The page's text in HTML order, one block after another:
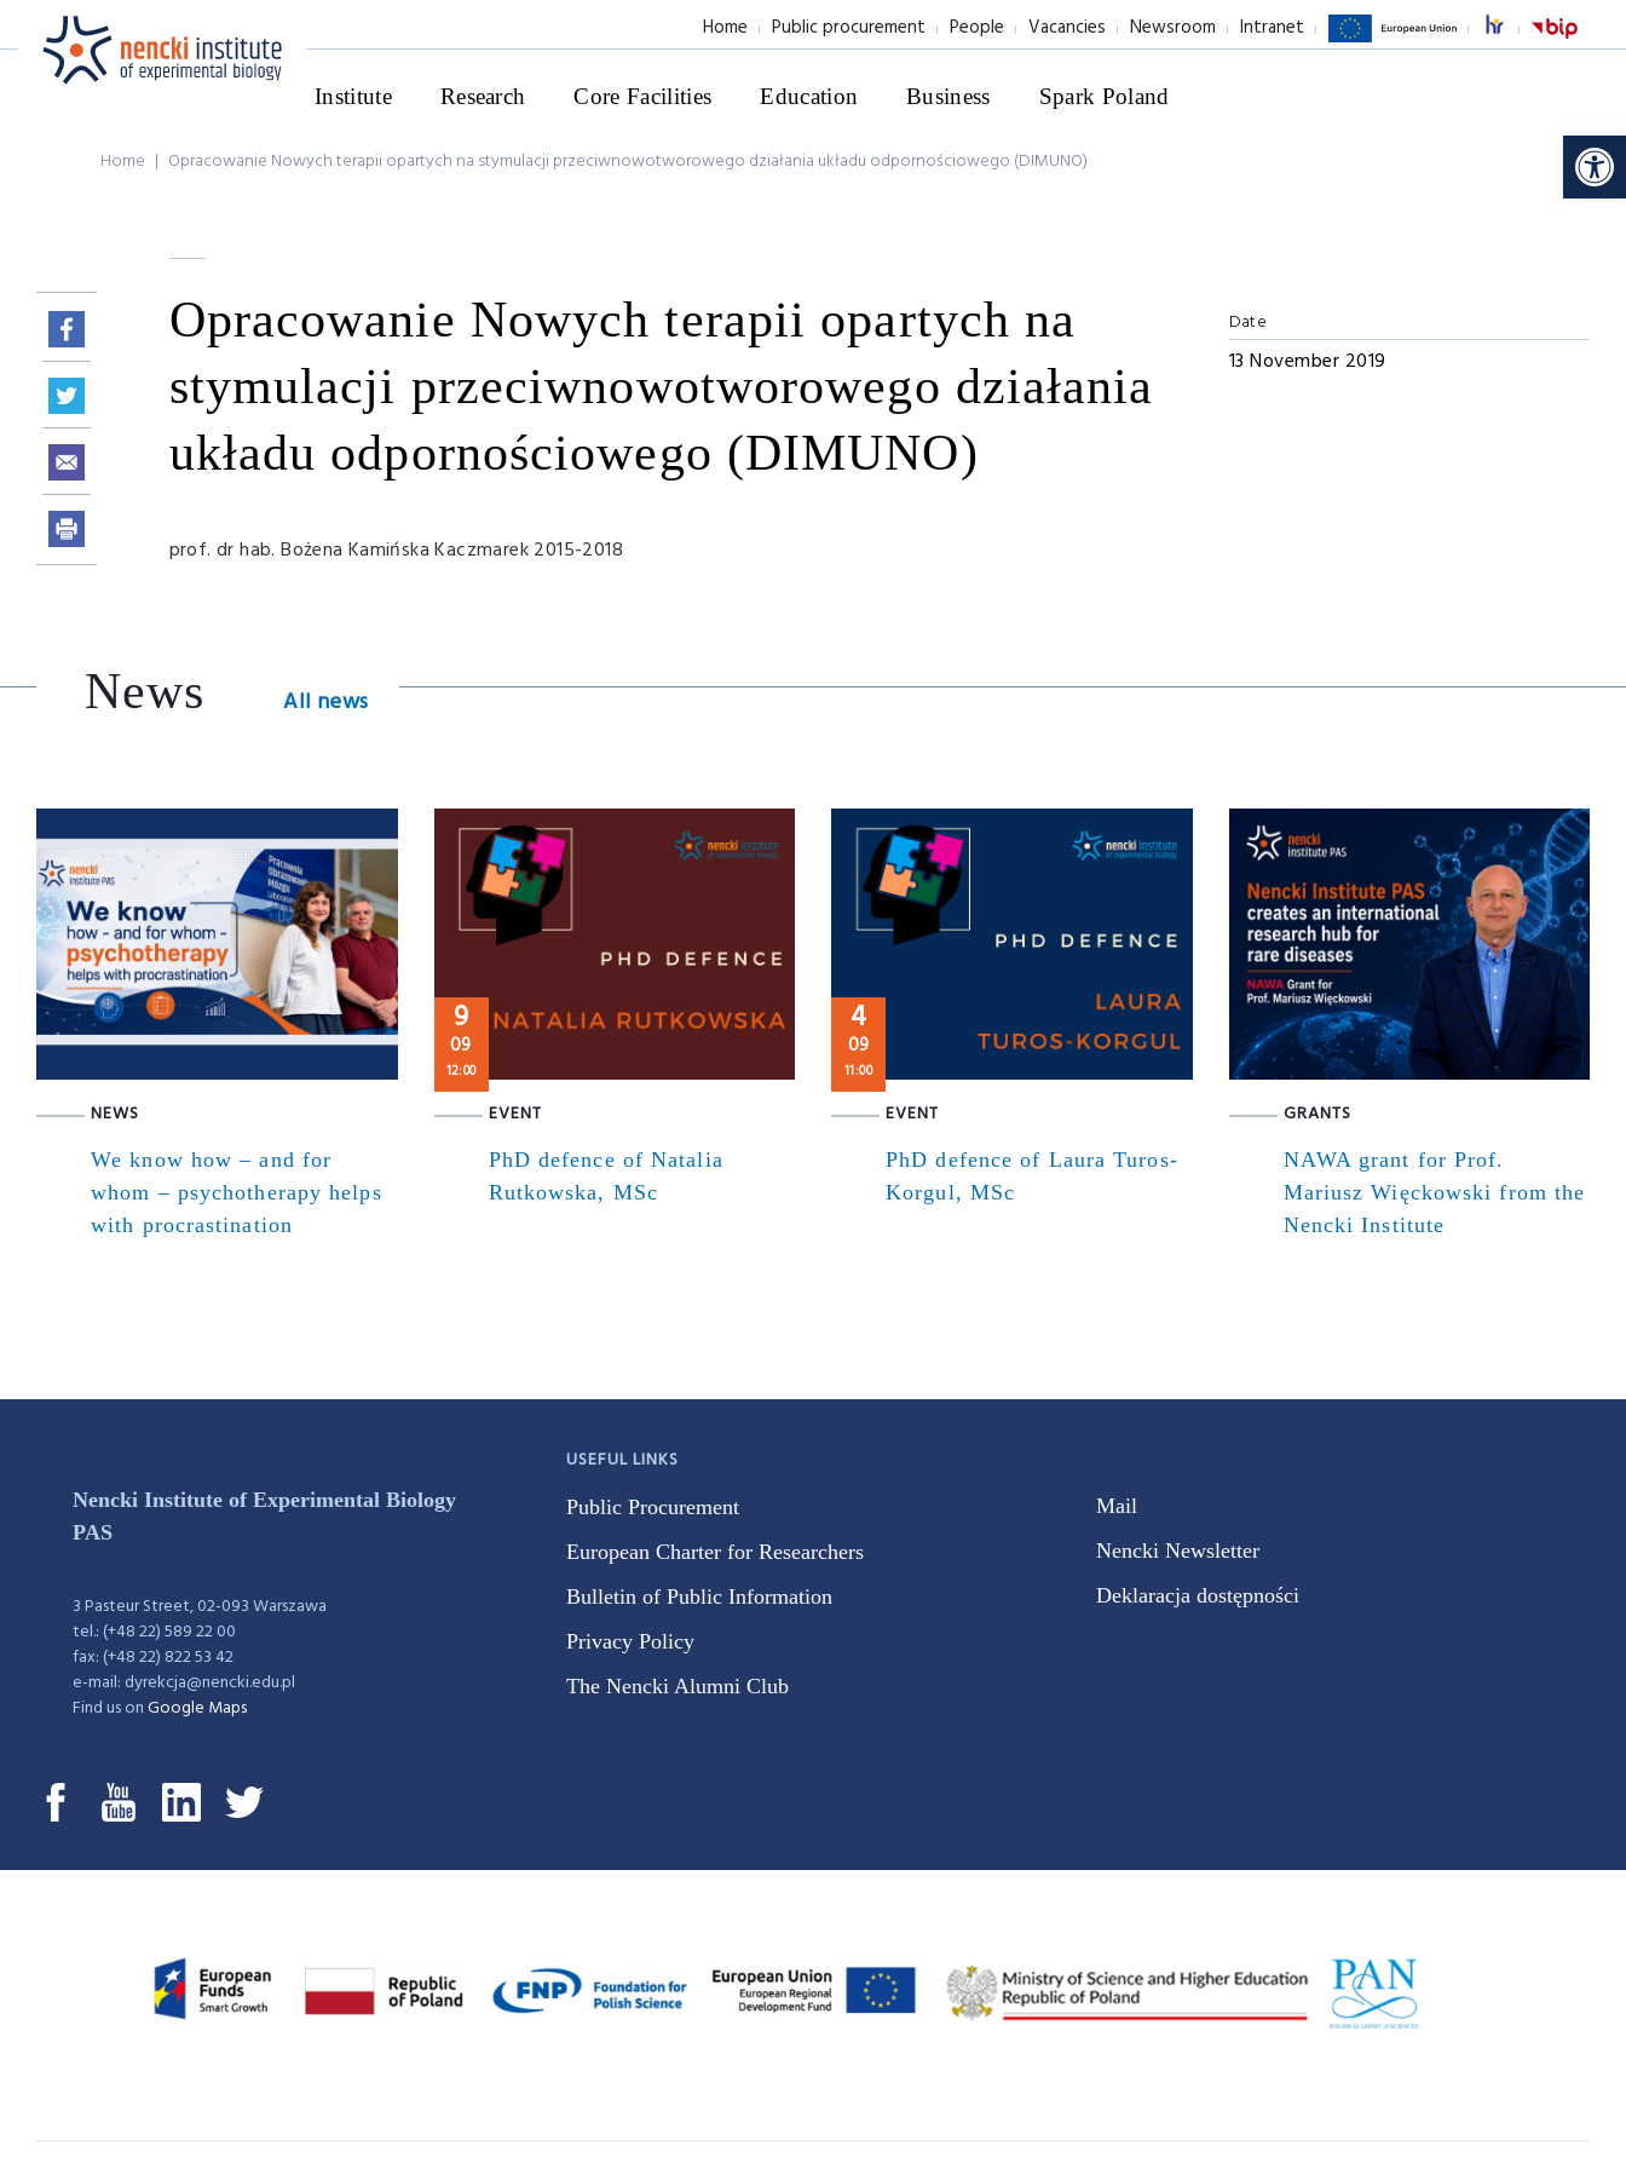
Home Public procurement People Vacancies Newsroom Intranet
Institute Research Core Facilities Education Business Spark Poland
Home | Opracowanie Nowych terapii opartych na stymulacji przeciwnowotworowego działania układu odpornościowego (DIMUNO)
Opracowanie Nowych terapii opartych na
stymulacji przeciwnowotworowego działania
układu odpornościowego (DIMUNO)
prof. dr hab. Bożena Kamińska Kaczmarek 2015-2018
Date
13 November 2019
News All news
NEWS
We know how – and for
whom – psychotherapy helps
with procrastination
9
09
12:00
EVENT
PhD defence of Natalia
Rutkowska, MSc
4
09
11:00
EVENT
PhD defence of Laura Turos-
Korgul, MSc
GRANTS
NAWA grant for Prof.
Mariusz Więckowski from the
Nencki Institute
Nencki Institute of Experimental Biology
PAS
3 Pasteur Street, 02-093 Warszawa
tel.: (+48 22) 589 22 00
fax: (+48 22) 822 53 42
e-mail: dyrekcja@nencki.edu.pl
Find us onGoogle Maps
USEFUL LINKS
Public Procurement
European Charter for Researchers
Bulletin of Public Information
Privacy Policy
The Nencki Alumni Club
Mail
Nencki Newsletter
Deklaracja dostępności